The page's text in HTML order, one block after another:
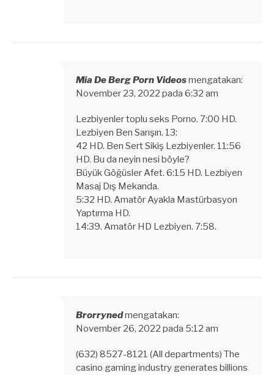
Mia De Berg Porn Videosmengatakan:
November 23, 2022 pada 6:32 am
Lezbiyenler toplu seks Porno. 7:00 HD.
Lezbiyen Ben Sarışın. 13:
42 HD. Ben Sert Sikiş Lezbiyenler. 11:56
HD. Bu da neyin nesi böyle?
Büyük Göğüsler Afet. 6:15 HD. Lezbiyen
Masaj Dış Mekanda.
5:32 HD. Amatör Ayakla Mastürbasyon
Yaptırma HD.
14:39. Amatör HD Lezbiyen. 7:58.
Brorrynedmengatakan:
November 26, 2022 pada 5:12 am
(632) 8527-8121 (All departments) The
casino gaming industry generates billions